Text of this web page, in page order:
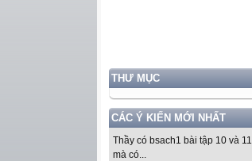
THƯ MỤC
CÁC Ý KIẾN MỚI NHẤT
Thầy có bsach1 bài tập 10 và 11
mà có...